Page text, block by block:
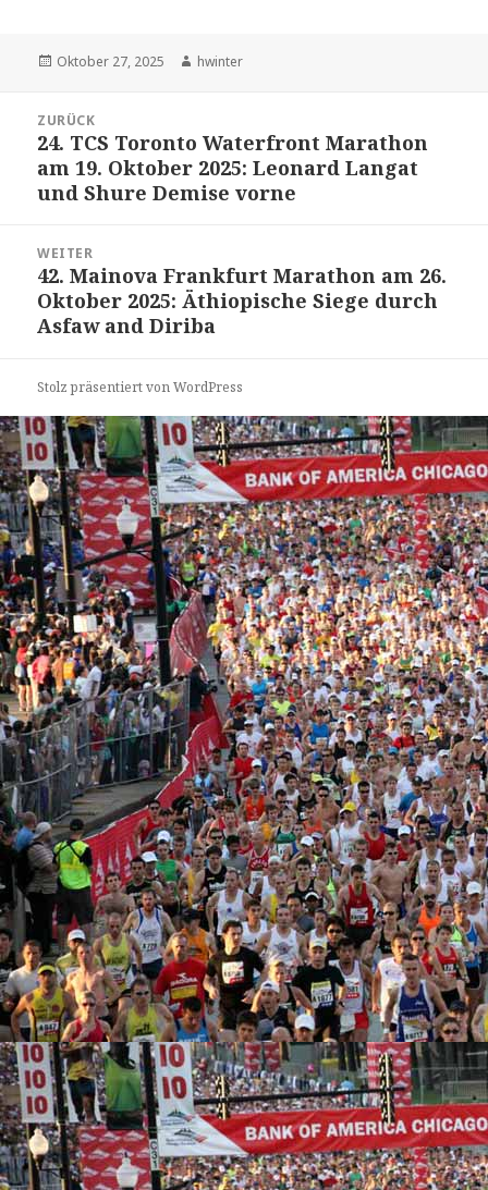
Veröffentlicht
Oktober 27, 2025 Autor
hwinter
Navigation
ZURÜCK
Vorheriger
Beitrag:
24. TCS Toronto Waterfront Marathon
am 19. Oktober 2025: Leonard Langat
und Shure Demise vorne
WEITER
Nächster
Beitrag:
42. Mainova Frankfurt Marathon am 26.
Oktober 2025: Äthiopische Siege durch
Asfaw and Diriba
Stolz präsentiert von WordPress